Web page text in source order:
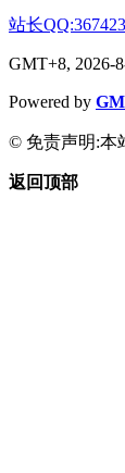
站长
GMT+8, 2026-
Powered by
© 免责声明:本
返回顶部